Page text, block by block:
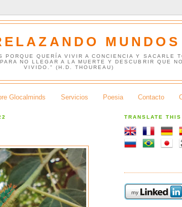
MUNDOS
PORQUE QUERÍA VIVIR A CONCIENCIA Y SACARLE
NO LLEGAR A LA MUERTE Y DESCUBRIR QUE
VIVIDO." (H.D. THOUREAU)
Glocalminds Servicios Poesia Contacto
TRANSLATE